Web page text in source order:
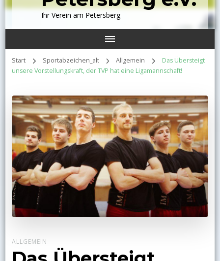
Ihr Verein am Petersberg
Start Sportabzeichen_alt Allgemein
Das Übersteigt
unsere Vorstellungskraft, der TVP hat eine Ligamannschaft!
ALLGEMEIN